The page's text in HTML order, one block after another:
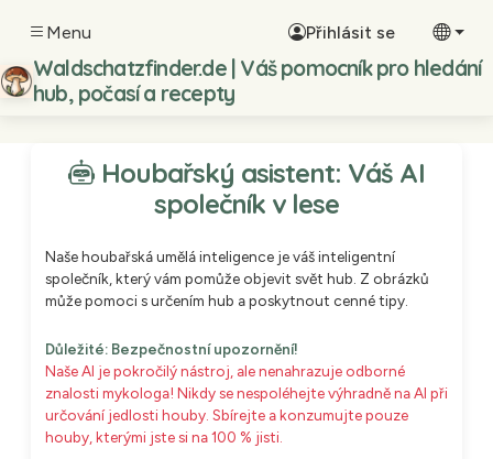
Menu Přihlásit se
Waldschatzfinder.de | Váš pomocník pro hledání
hub, počasí a recepty
Houbařský asistent: Váš AI
společník v lese
Naše houbařská umělá inteligence je váš inteligentní
společník, který vám pomůže objevit svět hub. Z obrázků
může pomoci s určením hub a poskytnout cenné tipy.
Důležité: Bezpečnostní upozornění!
Naše AI je pokročilý nástroj, ale nenahrazuje odborné
znalosti mykologa! Nikdy se nespoléhejte výhradně na AI při
určování jedlosti houby. Sbírejte a konzumujte pouze
houby, kterými jste si na 100 % jisti.